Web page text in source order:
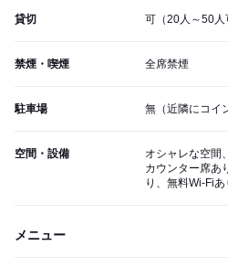
貸切 可（20人～50人
禁煙・喫煙 全席禁煙
駐車場 無（近隣にコイ
空間・設備
オシャレな空間
カウンター席あ
り、無料Wi-Fiあ
メニュー